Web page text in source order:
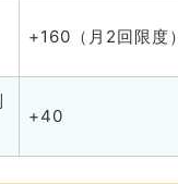
+160（月2回限度）
+40